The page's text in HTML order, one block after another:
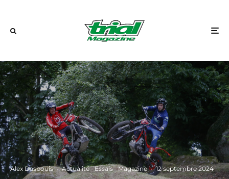
Alex Desbouis · Actualité Essais Magazine · 12 septembre 2024